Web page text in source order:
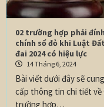
02 trường hợp phải đính
chính sổ đỏ khi Luật Đất
đai 2024 có hiệu lực
14 Tháng 6, 2024
Bài viết dưới đây sẽ cung
cấp thông tin chi tiết về
trường hợp…